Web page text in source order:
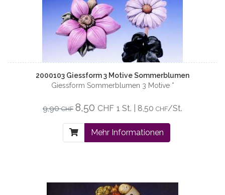
2000103 Giessform 3 Motive Sommerblumen
Giessform Sommerblumen 3 Motive *
9,90CHF 8,50 CHF 1 St. | 8,50 CHF/St.
Mehr Informationen